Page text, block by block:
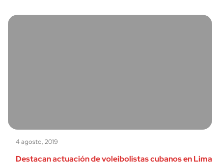
4 agosto, 2019
Destacan actuación de voleibolistas cubanos en Lima